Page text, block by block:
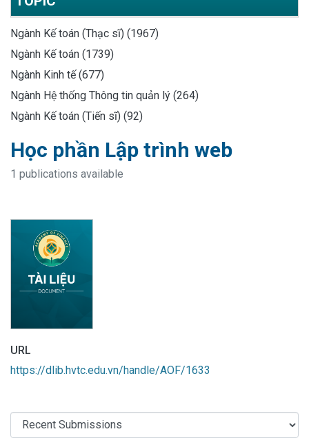
Ngành Kế toán (Thạc sĩ) (1967)
Ngành Kế toán (1739)
Ngành Kinh tế (677)
Ngành Hệ thống Thông tin quản lý (264)
Ngành Kế toán (Tiến sĩ) (92)
Học phần Lập trình web
1 publications available
URL
https://dlib.hvtc.edu.vn/handle/AOF/1633